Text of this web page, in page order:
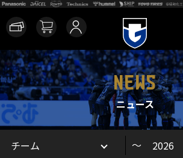
NEWS
ニュース
～